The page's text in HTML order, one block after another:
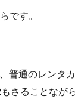
です。
普通のレンタ
さることなが